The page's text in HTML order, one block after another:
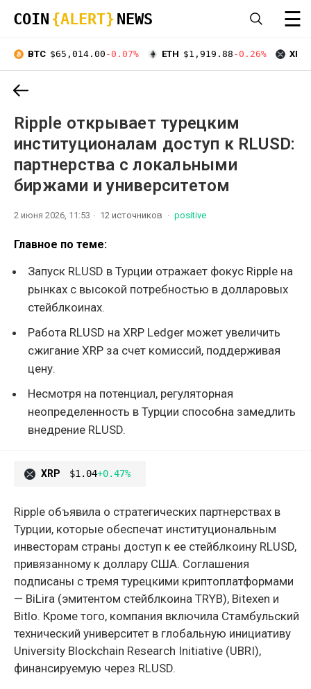
COIN {ALERT} NEWS ☰
BTC $65,014.00 -0.07% ETH $1,919.88 -0.26% XRP
Ripple открывает турецким
институционалам доступ к RLUSD:
партнерства с локальными
биржами и университетом
2 июня 2026, 11:53 12 источников positive
Главное по теме:
Запуск RLUSD в Турции отражает фокус Ripple на
рынках с высокой потребностью в долларовых
стейблкоинах.
Работа RLUSD на XRP Ledger может увеличить
сжигание XRP за счет комиссий, поддерживая
цену.
Несмотря на потенциал, регуляторная
неопределенность в Турции способна замедлить
внедрение RLUSD.
XRP $1.04+0.47%
Ripple объявила о стратегических партнерствах в
Турции, которые обеспечат институциональным
инвесторам страны доступ к ее стейблкоину RLUSD,
привязанному к доллару США. Соглашения
подписаны с тремя турецкими криптоплатформами
— BiLira (эмитентом стейблкоина TRYB), Bitexen и
Bitlo. Кроме того, компания включила Стамбульский
технический университет в глобальную инициативу
University Blockchain Research Initiative (UBRI),
финансируемую через RLUSD.